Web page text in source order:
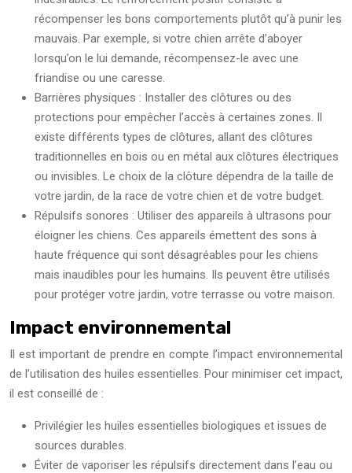
récompenser les bons comportements plutôt qu’à punir les
mauvais. Par exemple, si votre chien arrête d’aboyer
lorsqu’on le lui demande, récompensez-le avec une
friandise ou une caresse.
Barrières physiques : Installer des clôtures ou des
protections pour empêcher l’accès à certaines zones. Il
existe différents types de clôtures, allant des clôtures
traditionnelles en bois ou en métal aux clôtures électriques
ou invisibles. Le choix de la clôture dépendra de la taille de
votre jardin, de la race de votre chien et de votre budget.
Répulsifs sonores : Utiliser des appareils à ultrasons pour
éloigner les chiens. Ces appareils émettent des sons à
haute fréquence qui sont désagréables pour les chiens
mais inaudibles pour les humains. Ils peuvent être utilisés
pour protéger votre jardin, votre terrasse ou votre maison.
Impact environnemental
Il est important de prendre en compte l’impact environnemental
de l’utilisation des huiles essentielles. Pour minimiser cet impact,
il est conseillé de :
Privilégier les huiles essentielles biologiques et issues de
sources durables.
Éviter de vaporiser les répulsifs directement dans l’eau ou